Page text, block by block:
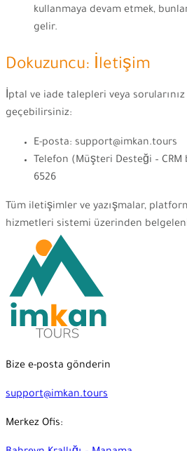
kullanmaya devam etmek,
gelir.
Dokuzuncu: İletişim
İptal ve iade talepleri veya
geçebilirsiniz:
E-posta: support@imkan.tours
Telefon (Müşteri Desteği – CRM
6526
Tüm iletişimler ve yazışmalar,
hizmetleri sistemi üzerinden
Bize e-posta gönderin
support@imkan.tours
Merkez Ofis: